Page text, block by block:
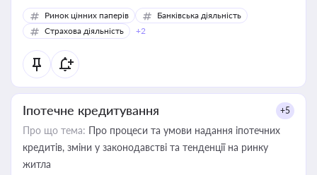
Ринок цінних паперів
Банківська діяльність
Страхова діяльність
+2
Іпотечне кредитування +5
Про що тема: Про процеси та умови надання іпотечних
кредитів, зміни у законодавстві та тенденції на ринку
житла